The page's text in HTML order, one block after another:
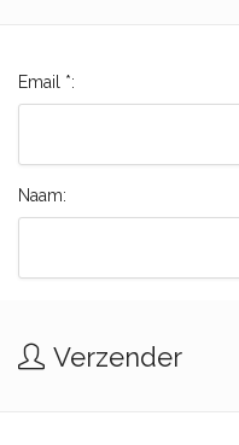
Email *:
Naam:
Verzender